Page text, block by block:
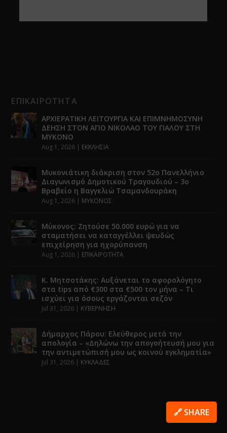
ΕΠΙΚΑΙΡΟΤΗΤΑ
ΑΡΧΙΕΡΑΤΙΚΗ ΛΕΙΤΟΥΡΓΙΑ ΚΑΙ ΕΠΙΜΝΗΜΟΣΥΝΗ
ΔΕΗΣΗ ΣΤΟΝ ΑΓΙΟ ΝΙΚΟΛΑΟ ΤΟΥ ΓΙΑΛΟΥ ΣΤΗ
ΜΥΚΟΝΟ
Aug 1, 2026 ΕΚΚΛΗΣΙΑ
Μυκονιάτικη διάκριση στον 52ο Πανελλήνιο
Διαγωνισμό Δημοτικού Τραγουδιού – 3ο
Βραβείο η Βαγγελιώ Τσαμανδουράκη
Aug 1, 2026 ΜΥΚΟΝΟΣ
Μύκονος: Ζητούσε 50.000 ευρώ για να
σταματήσει να καταγγέλλει ψευδώς
επιχείρηση για ηχορύπανση
Aug 1, 2026 ΕΠΙΚΑΙΡΟΤΗΤΑ
Κ. Μητσοτάκης: Αυξάνεται το αφορολόγητο
στα tips από €300 στα €500 τον μήνα – Τι
ισχύει για όσους εργάζονται σεζόν
Jul 31, 2026 ΚΥΒΕΡΝΗΣΗ
Δήμαρχος Πάρου: Ελεύθερος μετά την
απολογία – «Δηλώνω την απογοήτευσή μου για
την αντιμετώπισή μου ως κοινού εγκληματία»
Jul 31, 2026 ΚΥΚΛΑΔΕΣ
🔗 SHARE